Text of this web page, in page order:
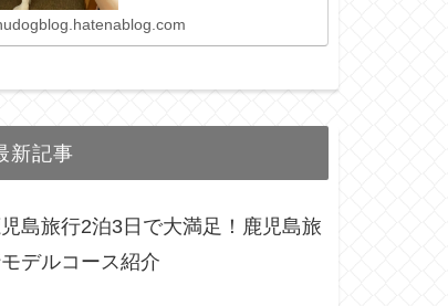
新記事
島旅行2泊3日で大満足！鹿児島旅
デルコース紹介